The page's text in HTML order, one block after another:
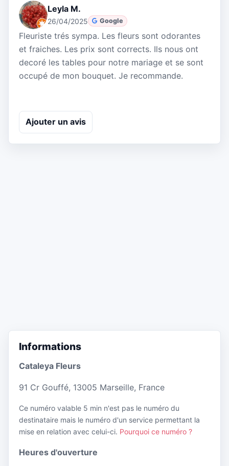
Leyla M.
26/04/2025 Google
Fleuriste trés sympa. Les fleurs sont odorantes
et fraiches. Les prix sont corrects. Ils nous ont
decoré les tables pour notre mariage et se sont
occupé de mon bouquet. Je recommande.
Ajouter un avis
Informations
Cataleya Fleurs
91 Cr Gouffé, 13005 Marseille, France
Ce numéro valable 5 min n'est pas le numéro du
destinataire mais le numéro d'un service permettant la
mise en relation avec celui-ci. Pourquoi ce numéro ?
Heures d'ouverture